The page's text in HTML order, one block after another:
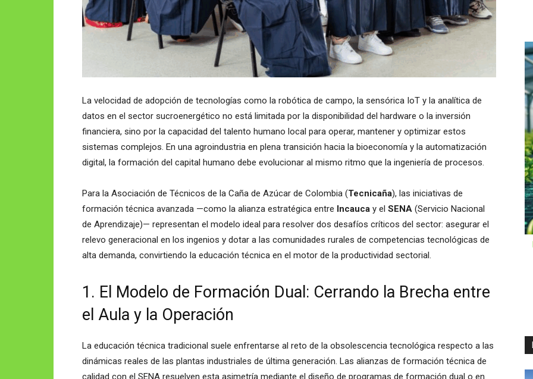
La velocidad de adopción de tecnologías como la robótica de campo, la sensórica IoT y la analítica de
datos en el sector sucroenergético no está limitada por la disponibilidad del hardware o la inversión
financiera, sino por la capacidad del talento humano local para operar, mantener y optimizar estos
sistemas complejos. En una agroindustria en plena transición hacia la bioeconomía y la automatización
digital, la formación del capital humano debe evolucionar al mismo ritmo que la ingeniería de procesos.
Para la Asociación de Técnicos de la Caña de Azúcar de Colombia (Tecnicaña), las iniciativas de
formación técnica avanzada —como la alianza estratégica entre Incauca y el SENA (Servicio Nacional
de Aprendizaje)— representan el modelo ideal para resolver dos desafíos críticos del sector: asegurar el
relevo generacional en los ingenios y dotar a las comunidades rurales de competencias tecnológicas de
alta demanda, convirtiendo la educación técnica en el motor de la productividad sectorial.
1. El Modelo de Formación Dual: Cerrando la Brecha entre
el Aula y la Operación
La educación técnica tradicional suele enfrentarse al reto de la obsolescencia tecnológica respecto a las
dinámicas reales de las plantas industriales de última generación. Las alianzas de formación técnica de
calidad con el SENA resuelven esta asimetría mediante el diseño de programas de formación dual o en